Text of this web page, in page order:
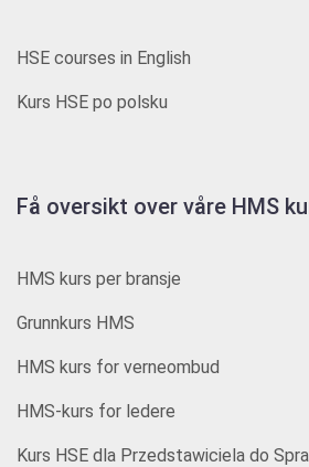
HSE courses in English
Kurs HSE po polsku
Få oversikt over våre HMS
HMS kurs per bransje
Grunnkurs HMS
HMS kurs for verneombud
HMS-kurs for ledere
Kurs HSE dla Przedstawiciela do